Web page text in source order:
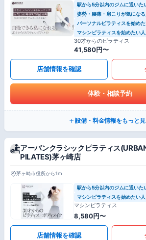
駅から5分以内のジムに通いた
姿勢・腰痛・肩こりが気になる
パーソナルピラティスを始めた
マシンピラティスを始めたい人
30才からのピラティス
41,580円〜
店舗情報を確認
体験・相談予約
設備・料金情報をもっと
アーバンクラシックピラティス
PILATES)茅ヶ崎店
茅ヶ崎市役所から1m
駅から5分以内のジムに通いた
マシンピラティスを始めたい人
マシンピラティス
8,580円〜
店舗情報を確認